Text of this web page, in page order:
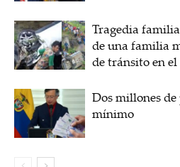
Tragedia
de una familia
de tránsito en el
Dos millones
mínimo